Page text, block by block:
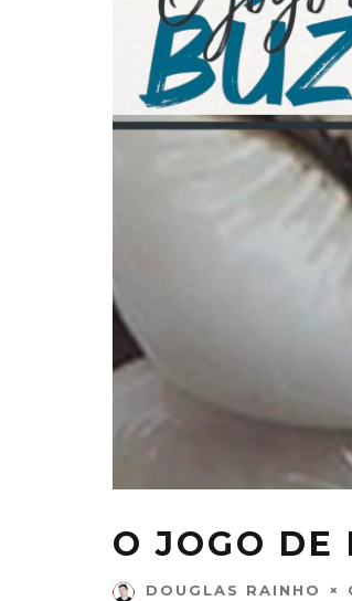
O JOGO DE
DOUGLAS RAINHO